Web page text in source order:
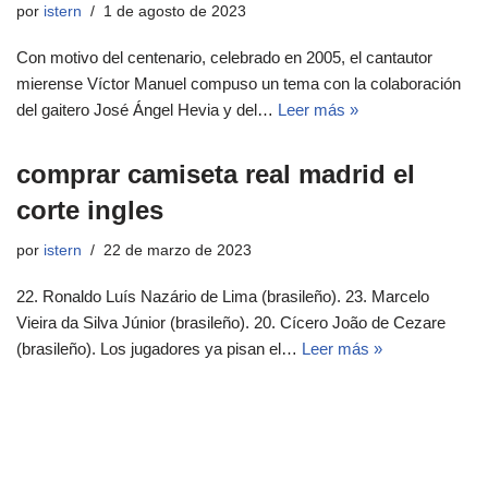
por istern 1 de agosto de 2023
Con motivo del centenario, celebrado en 2005, el cantautor
mierense Víctor Manuel compuso un tema con la colaboración
del gaitero José Ángel Hevia y del… Leer más »
comprar camiseta real madrid el
corte ingles
por istern 22 de marzo de 2023
22. Ronaldo Luís Nazário de Lima (brasileño). 23. Marcelo
Vieira da Silva Júnior (brasileño). 20. Cícero João de Cezare
(brasileño). Los jugadores ya pisan el… Leer más »